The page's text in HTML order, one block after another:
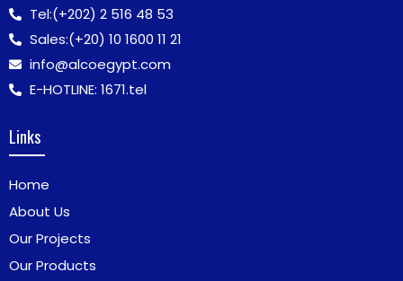
Tel:(+202) 2 516 48 53
Sales:(+20) 10 1600 11 21
info@alcoegypt.com
E-HOTLINE: 1671.tel
Links
Home
About Us
Our Projects
Our Products